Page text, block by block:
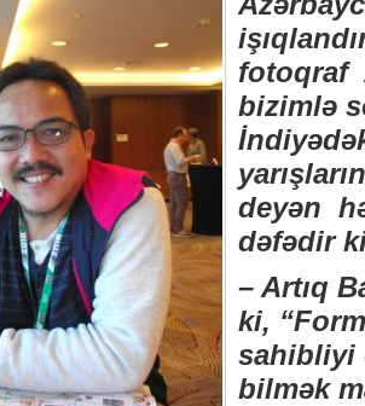
fotoqraf
bizimlə
deyən
dəfədir
– Artıq
ki,
sahibliyi
bilmək